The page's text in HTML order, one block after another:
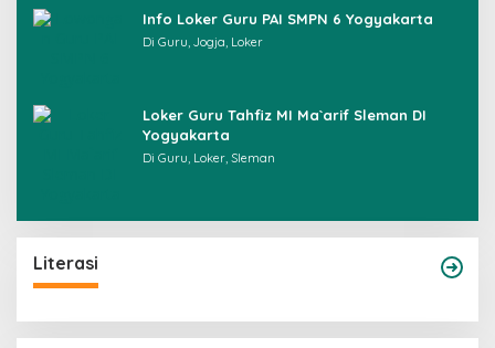
Info Loker Guru PAI SMPN 6 Yogyakarta
Di Guru, Jogja, Loker
Loker Guru Tahfiz MI Ma`arif Sleman DI
Yogyakarta
Di Guru, Loker, Sleman
Literasi